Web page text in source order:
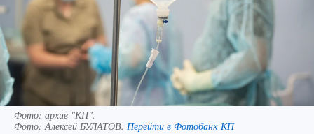
Фото: архив "КП".
Фото:Алексей БУЛАТОВ. Перейти в Фотобанк КП